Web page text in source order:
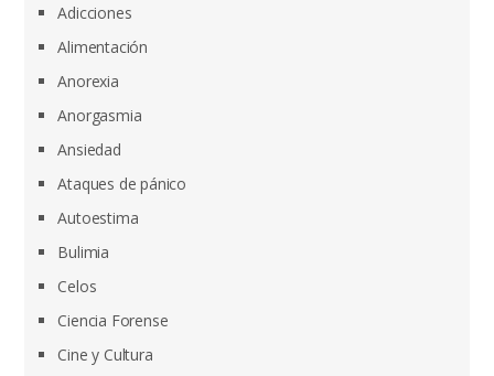
Adicciones
Alimentación
Anorexia
Anorgasmia
Ansiedad
Ataques de pánico
Autoestima
Bulimia
Celos
Ciencia Forense
Cine y Cultura